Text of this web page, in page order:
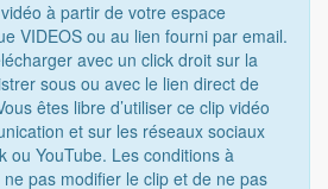
à partir de votre espace
VIDEOS ou au lien fourni par email.
avec un click droit sur la
sous ou avec le lien direct de
êtes libre d’utiliser ce clip vidéo
et sur les réseaux sociaux
ou YouTube. Les conditions à
pas modifier le clip et de ne pas